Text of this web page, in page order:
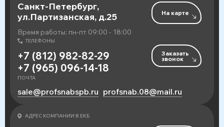
Санкт-Петербург,
ул.Партизанская, д.25
Время работы: пн-пт 09:00 - 18:00
На карте
ТЕЛЕФОНЫ
+7 (812) 982-82-29
+7 (965) 096-14-18
Заказать
звонок
ПОЧТА
sale@profsnabspb.ru profsnab.08@mail.ru
АДРЕС КОМПАНИИ В ЕКБ